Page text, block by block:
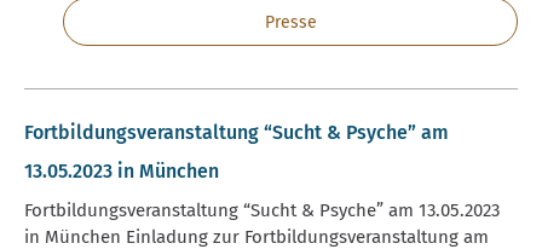
Presse
Fortbildungsveranstaltung “Sucht & Psyche” am
13.05.2023 in München
Fortbildungsveranstaltung “Sucht & Psyche” am 13.05.2023
in München Einladung zur Fortbildungsveranstaltung am